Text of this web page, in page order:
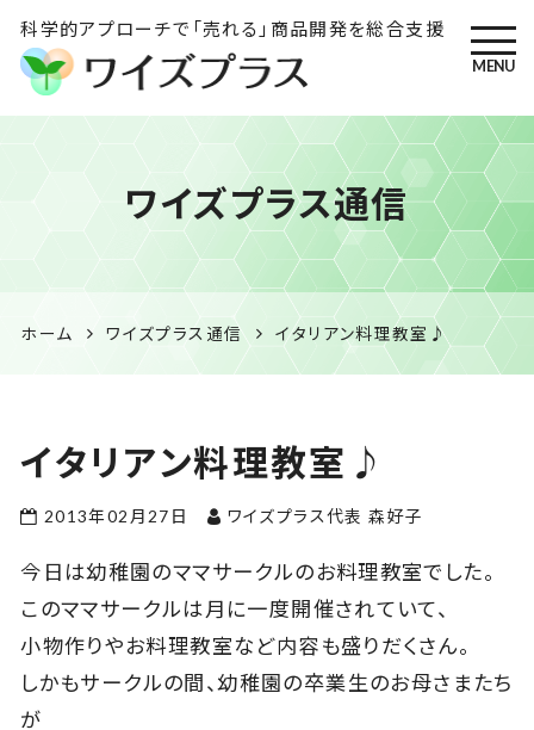
科学的アプローチで「売れる」商品開発を総合支援
ワイズプラス｜鹿児島の特産
品開発・HACCP衛生管理・食
品表示の専門コンサル
MENU
ワイズプラス通信
ホーム ワイズプラス通信 イタリアン料理教室♪
イタリアン料理教室♪
2013年02月27日 ワイズプラス代表 森好子
今日は幼稚園のママサークルのお料理教室でした。
このママサークルは月に一度開催されていて、
小物作りやお料理教室など内容も盛りだくさん。
しかもサークルの間、幼稚園の卒業生のお母さまたち
が